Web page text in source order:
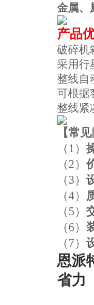
金属、
产品
破碎机
采用行
整线自
可根据
整线紧
【常
（1）
（2）
（3）
（4）
（5）
（6）
（7）
恩派
省力